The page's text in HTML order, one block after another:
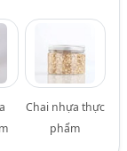
Chai nhựa thực
phẩm